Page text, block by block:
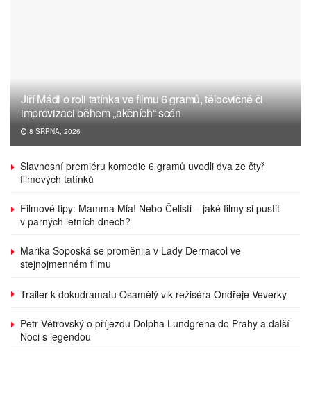
Jiří Mádl o roli tatínka ve filmu 6 gramů, tělocvičně či
improvizaci během „akčních“ scén
8 SRPNA, 2026
Slavnosní premiéru komedie 6 gramů uvedli dva ze čtyř
filmových tatínků
Filmové tipy: Mamma Mia! Nebo Čelisti – jaké filmy si pustit
v parných letních dnech?
Marika Šoposká se proměnila v Lady Dermacol ve
stejnojmenném filmu
Trailer k dokudramatu Osamělý vlk režiséra Ondřeje Veverky
Petr Větrovský o příjezdu Dolpha Lundgrena do Prahy a další
Noci s legendou